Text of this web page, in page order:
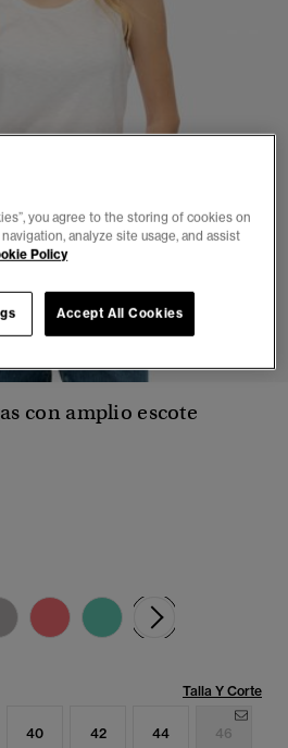
4 5 6
con amplio escote
de
Talla Y Corte
40 42 44 46
you agree to the storing of cookies on
analyze site usage, and assist
Policy
Accept All Cookies